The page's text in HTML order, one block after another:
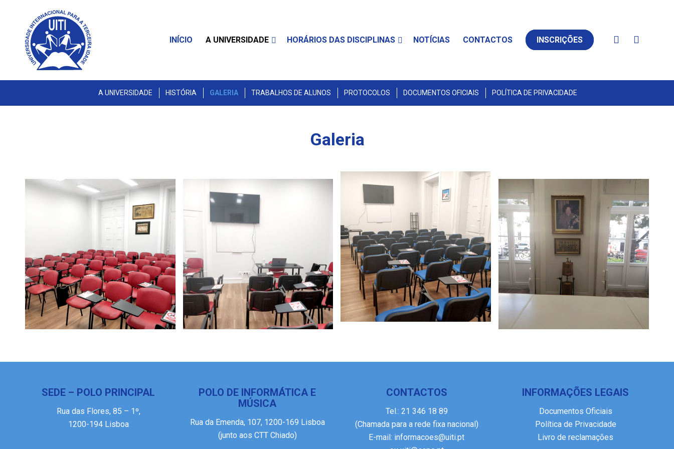
INÍCIO A UNIVERSIDADE HORÁRIOS DAS DISCIPLINAS NOTÍCIAS CONTACTOS INSCRIÇÕES
A UNIVERSIDADE HISTÓRIA GALERIA TRABALHOS DE ALUNOS PROTOCOLOS DOCUMENTOS OFICIAIS POLÍTICA DE PRIVACIDADE
Galeria
SEDE – POLO PRINCIPAL
Rua das Flores, 85 – 1º,
1200-194 Lisboa
POLO DE INFORMÁTICA E
MÚSICA
Rua da Emenda, 107, 1200-169 Lisboa
(junto aos CTT Chiado)
CONTACTOS
Tel.: 21 346 18 89
(Chamada para a rede fixa nacional)
E-mail: informacoes@uiti.pt
INFORMAÇÕES LEGAIS
Documentos Oficiais
Política de Privacidade
Livro de reclamações